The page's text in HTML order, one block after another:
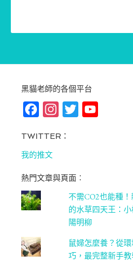
黑貓老師的各個平台
Fa
bo
ok
In
ag
m
T Yo
C
ha
n
ne
l
TWITTER：
我的推文
熱門文章與頁面︰
不需CO2也能種
的水草四天王：
陽明柳
鼠婦怎麼養？從
巧，最完整新手教